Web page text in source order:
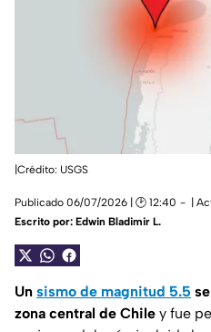
|Crédito: USGS
Publicado 06/07/2026 | 🕑 12:40 |
Escrito por: Edwin Bladimir L.
Un sismo de magnitud 5.5
zona central de Chile y fue